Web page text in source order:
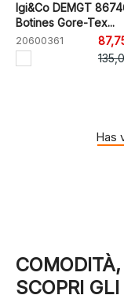
Igi&Co DEMGT
Botines Gore-Tex...
20600361
Has
SCOPRI